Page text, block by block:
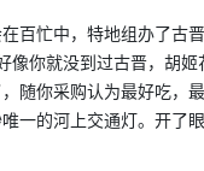
百忙中，特地组办了
像你就没到过古晋，胡
随你采购认为最好吃，
一的河上交通灯。开了